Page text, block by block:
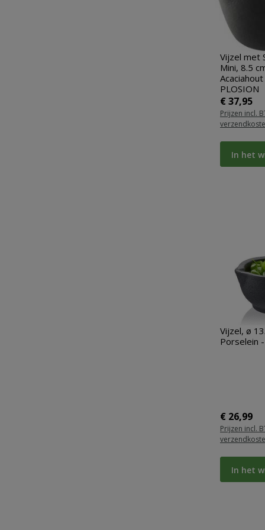
Vijzel met
Mini, 8.5
PLOSION
Normale
€ 37,95
Prijzen incl.
In het
Vijzel, ø
Porselein
Normale
€ 26,99
Prijzen incl.
In het